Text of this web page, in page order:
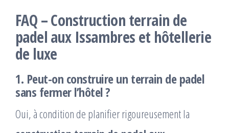
FAQ – Construction terrain de
padel aux Issambres et hôtellerie
de luxe
1. Peut-on construire un terrain de padel
sans fermer l’hôtel ?
Oui, à condition de planifier rigoureusement la